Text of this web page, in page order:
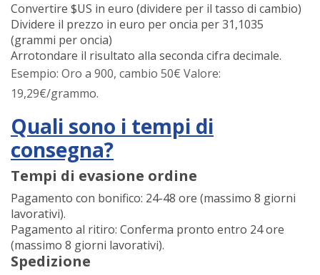
Convertire $US in euro (dividere per il tasso di cambio)
Dividere il prezzo in euro per oncia per 31,1035
(grammi per oncia)
Arrotondare il risultato alla seconda cifra decimale.
Esempio: Oro a 900, cambio 50€ Valore:
19,29€/grammo.
Quali sono i tempi di
consegna?
Tempi di evasione ordine
Pagamento con bonifico: 24-48 ore (massimo 8 giorni
lavorativi).
Pagamento al ritiro: Conferma pronto entro 24 ore
(massimo 8 giorni lavorativi).
Spedizione